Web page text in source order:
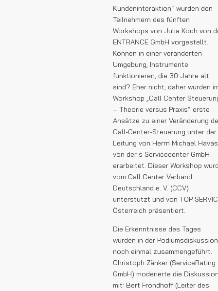
Kundeninteraktion“ wurden den
Teilnehmern des fünften
Workshops von Julia Koch von
ENTRANCE GmbH vorgestellt.
Können in einer veränderten
Umgebung, Instrumente
funktionieren, die 30 Jahre alt
sind? Eher nicht, daher wurden
Workshop „Call Center
– Theorie versus Praxis“ erste
Ansätze zu einer Veränderung
Call-Center-Steuerung unter der
Leitung von Herrn Michael Havas
von der s Servicecenter GmbH
erarbeitet. Dieser Workshop
vom Call Center Verband
Deutschland e. V. (CCV)
unterstützt und von TOP
Österreich präsentiert.
Die Erkenntnisse des Tages
wurden in der Podiumsdiskussion
noch einmal zusammengeführt.
Christoph Zänker (ServiceRating
GmbH) moderierte die
mit: Bert Fröndhoff (Leiter des